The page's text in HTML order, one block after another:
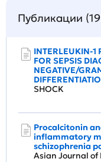
Публикации
INTERLEUKIN-1
FOR SEPSIS
NEGATIVE/
SHOCK
Procalcitonin
inflammatory
schizophrenia
Asian Journal